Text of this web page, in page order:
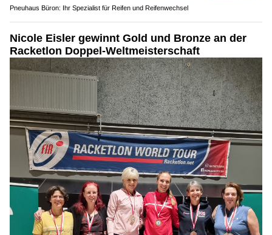
Pneuhaus Büron: Ihr Spezialist für Reifen und Reifenwechsel
Nicole Eisler gewinnt Gold und Bronze an der
Racketlon Doppel-Weltmeisterschaft